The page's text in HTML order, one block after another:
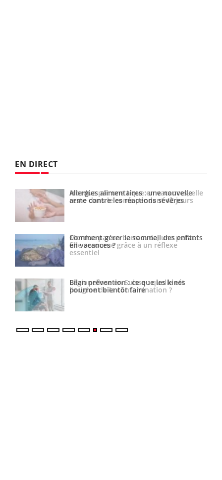
EN DIRECT
Allergies alimentaires : une nouvelle
arme contre les réactions sévères
Comment gérer le sommeil des enfants
en vacances ?
Bilan prévention : ce que les kinés
pourront bientôt faire